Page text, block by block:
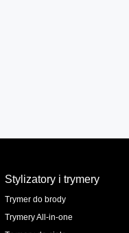
Stylizatory i trymery
Trymer do brody
Trymery All-in-one